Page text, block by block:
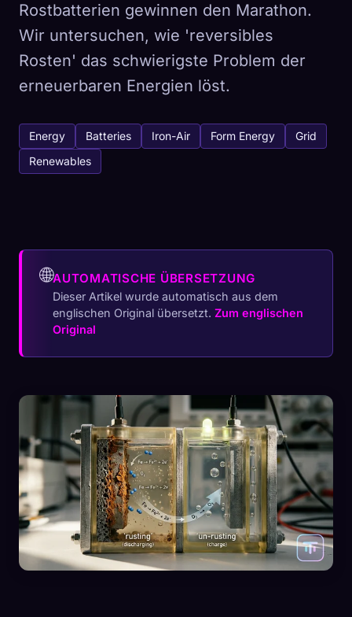
Rostbatterien gewinnen den Marathon.
Wir untersuchen, wie 'reversibles
Rosten' das schwierigste Problem der
erneuerbaren Energien löst.
Energy Batteries Iron-Air Form Energy
Grid
Renewables
🌐AUTOMATISCHE ÜBERSETZUNG
Dieser Artikel wurde automatisch aus dem
englischen Original übersetzt. Zum englischen
Original